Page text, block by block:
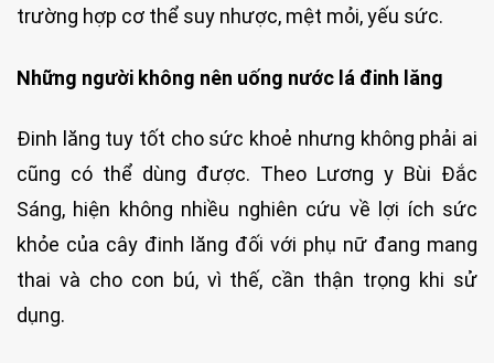
trường hợp cơ thể suy nhược, mệt mỏi, yếu sức.
Những người không nên uống nước lá đinh lăng
Đinh lăng tuy tốt cho sức khoẻ nhưng không phải ai
cũng có thể dùng được. Theo Lương y Bùi Đắc
Sáng, hiện không nhiều nghiên cứu về lợi ích sức
khỏe của cây đinh lăng đối với phụ nữ đang mang
thai và cho con bú, vì thế, cần thận trọng khi sử
dụng.